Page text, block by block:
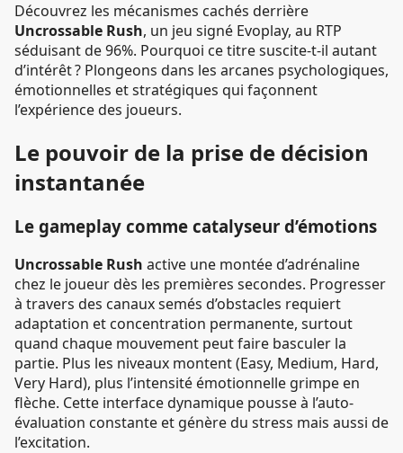
Découvrez les mécanismes cachés derrière
Uncrossable Rush, un jeu signé Evoplay, au RTP
séduisant de 96%. Pourquoi ce titre suscite-t-il autant
d’intérêt ? Plongeons dans les arcanes psychologiques,
émotionnelles et stratégiques qui façonnent
l’expérience des joueurs.
Le pouvoir de la prise de décision
instantanée
Le gameplay comme catalyseur d’émotions
Uncrossable Rush active une montée d’adrénaline
chez le joueur dès les premières secondes. Progresser
à travers des canaux semés d’obstacles requiert
adaptation et concentration permanente, surtout
quand chaque mouvement peut faire basculer la
partie. Plus les niveaux montent (Easy, Medium, Hard,
Very Hard), plus l’intensité émotionnelle grimpe en
flèche. Cette interface dynamique pousse à l’auto-
évaluation constante et génère du stress mais aussi de
l’excitation.